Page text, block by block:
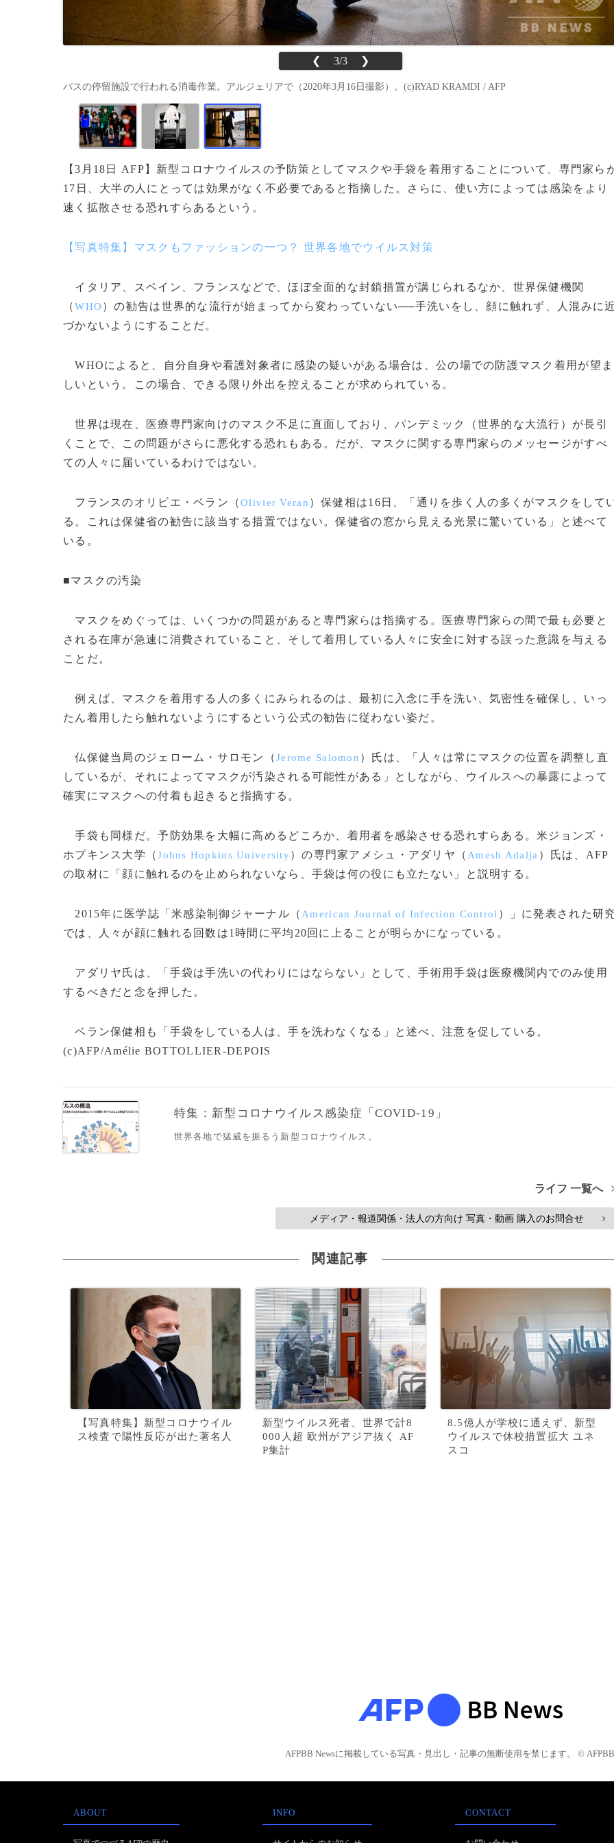
❮ 3/3 ❯
バスの停留施設で行われる消毒作業。アルジェリアで（2020年3月16日撮影）。(c)RYAD KRAMDI / AFP
【3月18日 AFP】新型コロナウイルスの予防策としてマスクや手袋を着用することについて、専門家ら
17日、大半の人にとっては効果がなく不必要であると指摘した。さらに、使い方によっては感染をより
速く拡散させる恐れすらあるという。
【写真特集】マスクもファッションの一つ？ 世界各地でウイルス対策
イタリア、スペイン、フランスなどで、ほぼ全面的な封鎖措置が講じられるなか、世界保健機関
（WHO）の勧告は世界的な流行が始まってから変わっていない──手洗いをし、顔に触れず、人混みに
づかないようにすることだ。
WHOによると、自分自身や看護対象者に感染の疑いがある場合は、公の場での防護マスク着用が望ま
しいという。この場合、できる限り外出を控えることが求められている。
世界は現在、医療専門家向けのマスク不足に直面しており、パンデミック（世界的な大流行）が長引
くことで、この問題がさらに悪化する恐れもある。だが、マスクに関する専門家らのメッセージがすべ
ての人々に届いているわけではない。
フランスのオリビエ・ベラン（Olivier Veran ）保健相は16日、「通りを歩く人の多くがマスクをして
る。これは保健省の勧告に該当する措置ではない。保健省の窓から見える光景に驚いている」と述べて
いる。
■マスクの汚染
マスクをめぐっては、いくつかの問題があると専門家らは指摘する。医療専門家らの間で最も必要と
される在庫が急速に消費されていること、そして着用している人々に安全に対する誤った意識を与える
ことだ。
例えば、マスクを着用する人の多くにみられるのは、最初に入念に手を洗い、気密性を確保し、いっ
たん着用したら触れないようにするという公式の勧告に従わない姿だ。
仏保健当局のジェローム・サロモン（Jerome Salomon ）氏は、「人々は常にマスクの位置を調整し直
しているが、それによってマスクが汚染される可能性がある」としながら、ウイルスへの暴露によって
確実にマスクへの付着も起きると指摘する。
手袋も同様だ。予防効果を大幅に高めるどころか、着用者を感染させる恐れすらある。米ジョンズ・
ホプキンス大学（Johns Hopkins University）の専門家アメシュ・アダリヤ（ Amesh Adalja ）氏は、AFP
の取材に「顔に触れるのを止められないなら、手袋は何の役にも立たない」と説明する。
2015年に医学誌「米感染制御ジャーナル（ American Journal of Infection Control ）」に発表された研
では、人々が顔に触れる回数は1時間に平均20回に上ることが明らかになっている。
アダリヤ氏は、「手袋は手洗いの代わりにはならない」として、手術用手袋は医療機関内でのみ使用
するべきだと念を押した。
ベラン保健相も「手袋をしている人は、手を洗わなくなる」と述べ、注意を促している。
(c)AFP/Amélie BOTTOLLIER-DEPOIS
特集：新型コロナウイルス感染症「COVID-19」
世界各地で猛威を振るう新型コロナウイルス。
ライフ 一覧へ
メディア・報道関係・法人の方向け 写真・動画 購入のお問合せ >
関連記事
【写真特集】新型コロナウイル
ス検査で陽性反応が出た著名人
新型ウイルス死者、世界で計8
000人超 欧州がアジア抜く AF
P集計
8.5億人が学校に通えず、新型
ウイルスで休校措置拡大 ユネ
スコ
AFPBB Newsに掲載している写真・見出し・記事の無断使用を禁じます。 © AFPBB
ABOUT INFO CONTACT